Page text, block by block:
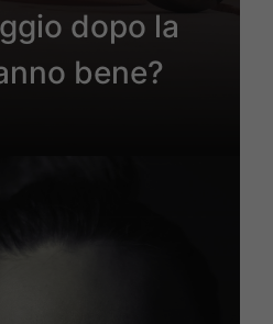
dopo la
bene?